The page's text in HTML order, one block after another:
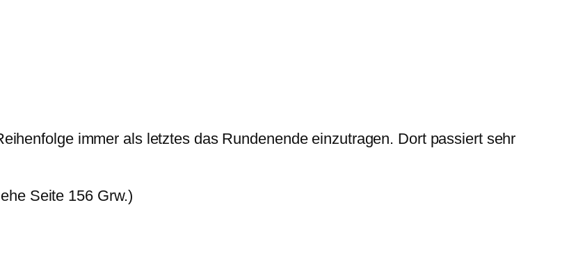
immer als letztes das Rundenende einzutragen. Dort passiert sehr
Seite 156 Grw.)